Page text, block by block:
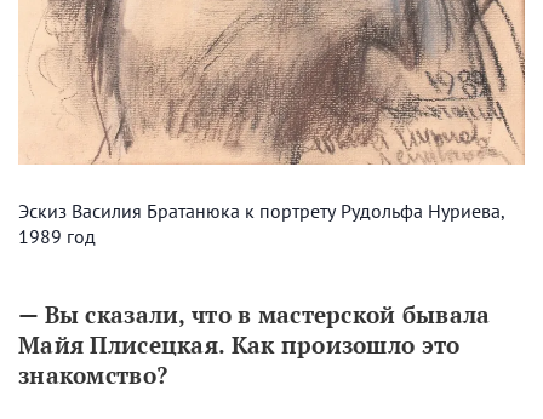
Эскиз Василия Братанюка к портрету Рудольфа Нуриева,
1989 год
— Вы сказали, что в мастерской бывала
Майя Плисецкая. Как произошло это
знакомство?